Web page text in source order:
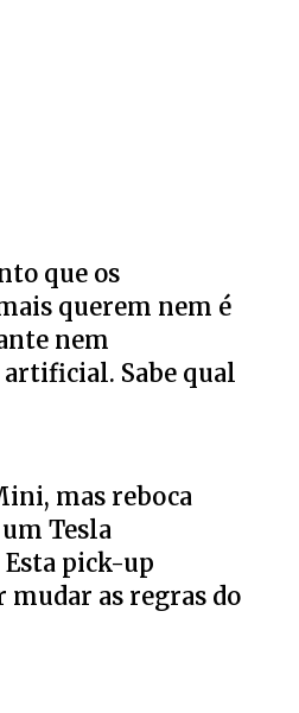
que os
querem nem é
nem
Sabe qual
mas reboca
Tesla
pick-up
mudar as regras do